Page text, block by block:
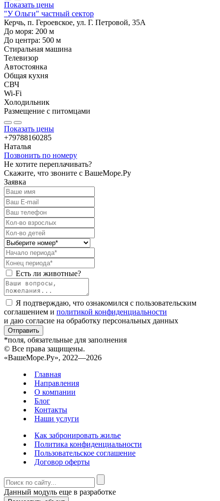
Показать цены
"У Ольги" частный сектор
Керчь, п. Героевское, ул. Г. Петровой, 35А
До моря: 200 м
До центра: 500 м
Стиральная машина
Телевизор
Автостоянка
Общая кухня
СВЧ
Wi-Fi
Холодильник
Размещение с питомцами
Показать цены
+79788160285
Наталья
Позвонить по номеру
Не хотите переплачивать?
Скажите, что звоните с ВашеМоре.Ру
Заявка
Есть ли животные?
Я подтверждаю, что ознакомился с пользовательским
соглашением и политикой конфиденциальности
и даю согласие на обработку персональных данных
Отправить
*поля, обязательные для заполнения
© Все права защищены.
«ВашеМоре.Ру», 2022—2026
Главная
Направления
О компании
Блог
Контакты
Наши услуги
Как забронировать жилье
Политика конфиденциальности
Пользовательское соглашение
Договор оферты
Данный модуль еще в разработке